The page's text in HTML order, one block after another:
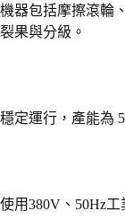
機器包括摩擦滾輪
裂果與分級。
穩定運行，產能為
使用380V、50Hz